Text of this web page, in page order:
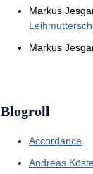
Markus
Markus
Blogroll
Accordance
Andreas